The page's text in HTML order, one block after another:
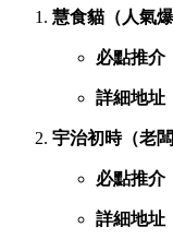
慧食貓（人氣
必點推介
詳細地址
宇治初時（老
必點推介
詳細地址